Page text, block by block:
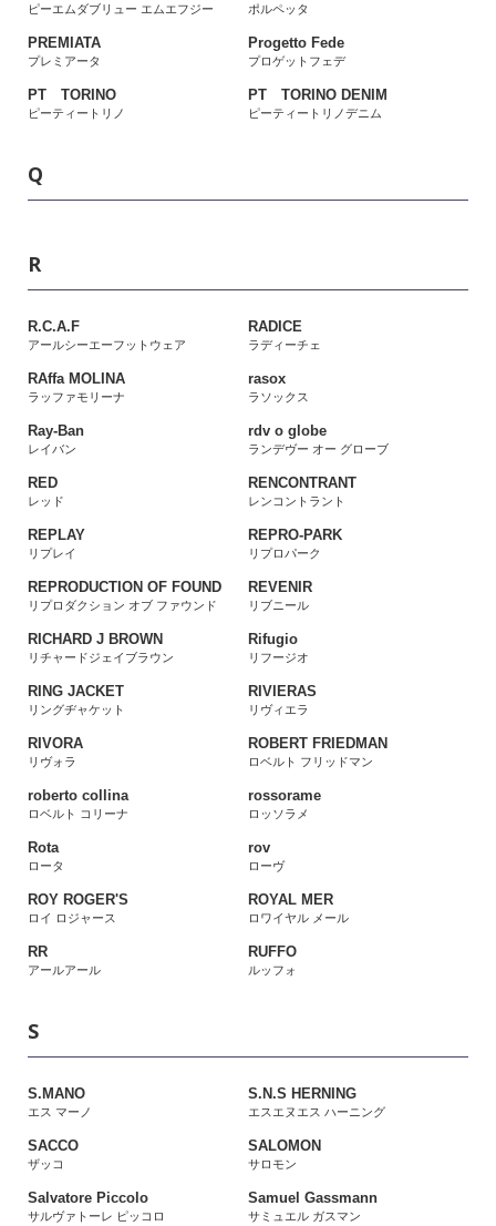
ピーエムダブリュー エムエフジー ポルペッタ
PREMIATA
プレミアータ
Progetto Fede
プロゲットフェデ
PT TORINO
ピーティートリノ
PT TORINO DENIM
ピーティートリノデニム
Q
R
R.C.A.F
アールシーエーフットウェア
RADICE
ラディーチェ
RAffa MOLINA
ラッファモリーナ
rasox
ラソックス
Ray-Ban
レイバン
rdv o globe
ランデヴー オー グローブ
RED
レッド
RENCONTRANT
レンコントラント
REPLAY
リプレイ
REPRO-PARK
リプロパーク
REPRODUCTION OF FOUND
リプロダクション オブ ファウンド
REVENIR
リブニール
RICHARD J BROWN
リチャードジェイブラウン
Rifugio
リフージオ
RING JACKET
リングヂャケット
RIVIERAS
リヴィエラ
RIVORA
リヴォラ
ROBERT FRIEDMAN
ロベルト フリッドマン
roberto collina
ロベルト コリーナ
rossorame
ロッソラメ
Rota
ロータ
rov
ローヴ
ROY ROGER'S
ロイ ロジャース
ROYAL MER
ロワイヤル メール
RR
アールアール
RUFFO
ルッフォ
S
S.MANO
エス マーノ
S.N.S HERNING
エスエヌエス ハーニング
SACCO
ザッコ
SALOMON
サロモン
Salvatore Piccolo
サルヴァトーレ ピッコロ
Samuel Gassmann
サミュエル ガスマン